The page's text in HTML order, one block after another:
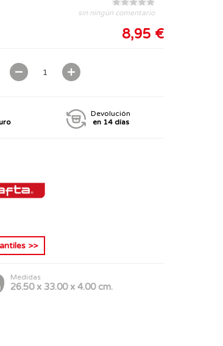
sin ningún comentario
8,95 €
Devolución
en 14 días
>>
Medidas
26.50 x 33.00 x 4.00 cm.